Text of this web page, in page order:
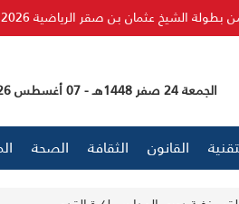
والحارثي يفوزان بجائزة باشراحيل للإبداع
الجمعة 24 صفر 1448هـ - 07 أغسطس 2026 م
القانون الثقافة الصحة